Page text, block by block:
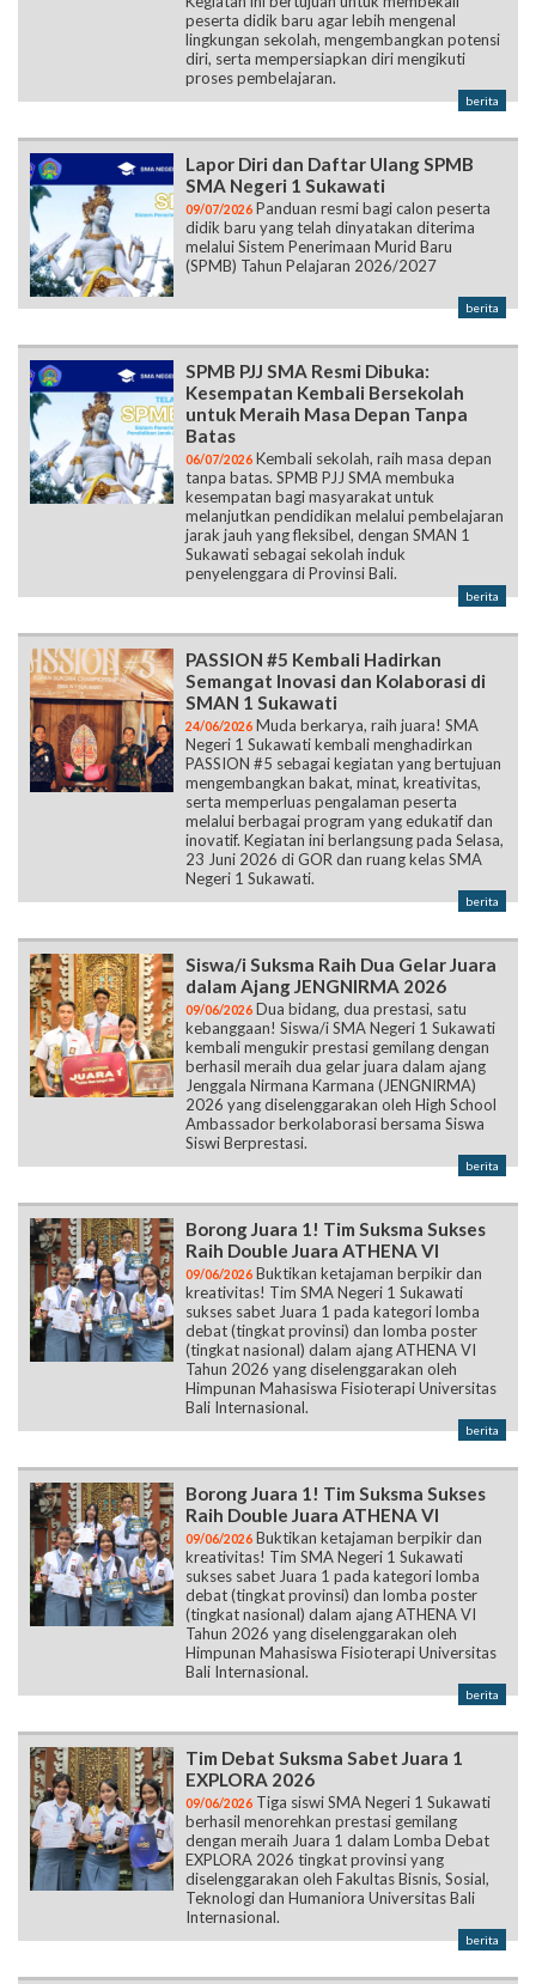
peserta didik baru agar lebih mengenal
lingkungan sekolah, mengembangkan potensi
diri, serta mempersiapkan diri mengikuti
proses pembelajaran.
berita
Lapor Diri dan Daftar Ulang SPMB
SMA Negeri 1 Sukawati
09/07/2026 Panduan resmi bagi calon peserta
didik baru yang telah dinyatakan diterima
melalui Sistem Penerimaan Murid Baru
(SPMB) Tahun Pelajaran 2026/2027
berita
SPMB PJJ SMA Resmi Dibuka:
Kesempatan Kembali Bersekolah
untuk Meraih Masa Depan Tanpa
Batas
06/07/2026 Kembali sekolah, raih masa depan
tanpa batas. SPMB PJJ SMA membuka
kesempatan bagi masyarakat untuk
melanjutkan pendidikan melalui pembelajaran
jarak jauh yang fleksibel, dengan SMAN 1
Sukawati sebagai sekolah induk
penyelenggara di Provinsi Bali.
berita
PASSION #5 Kembali Hadirkan
Semangat Inovasi dan Kolaborasi di
SMAN 1 Sukawati
24/06/2026 Muda berkarya, raih juara! SMA
Negeri 1 Sukawati kembali menghadirkan
PASSION #5 sebagai kegiatan yang bertujuan
mengembangkan bakat, minat, kreativitas,
serta memperluas pengalaman peserta
melalui berbagai program yang edukatif dan
inovatif. Kegiatan ini berlangsung pada Selasa,
23 Juni 2026 di GOR dan ruang kelas SMA
Negeri 1 Sukawati.
berita
Siswa/i Suksma Raih Dua Gelar Juara
dalam Ajang JENGNIRMA 2026
09/06/2026 Dua bidang, dua prestasi, satu
kebanggaan! Siswa/i SMA Negeri 1 Sukawati
kembali mengukir prestasi gemilang dengan
berhasil meraih dua gelar juara dalam ajang
Jenggala Nirmana Karmana (JENGNIRMA)
2026 yang diselenggarakan oleh High School
Ambassador berkolaborasi bersama Siswa
Siswi Berprestasi.
berita
Borong Juara 1! Tim Suksma Sukses
Raih Double Juara ATHENA VI
09/06/2026 Buktikan ketajaman berpikir dan
kreativitas! Tim SMA Negeri 1 Sukawati
sukses sabet Juara 1 pada kategori lomba
debat (tingkat provinsi) dan lomba poster
(tingkat nasional) dalam ajang ATHENA VI
Tahun 2026 yang diselenggarakan oleh
Himpunan Mahasiswa Fisioterapi Universitas
Bali Internasional.
berita
Borong Juara 1! Tim Suksma Sukses
Raih Double Juara ATHENA VI
09/06/2026 Buktikan ketajaman berpikir dan
kreativitas! Tim SMA Negeri 1 Sukawati
sukses sabet Juara 1 pada kategori lomba
debat (tingkat provinsi) dan lomba poster
(tingkat nasional) dalam ajang ATHENA VI
Tahun 2026 yang diselenggarakan oleh
Himpunan Mahasiswa Fisioterapi Universitas
Bali Internasional.
berita
Tim Debat Suksma Sabet Juara 1
EXPLORA 2026
09/06/2026 Tiga siswi SMA Negeri 1 Sukawati
berhasil menorehkan prestasi gemilang
dengan meraih Juara 1 dalam Lomba Debat
EXPLORA 2026 tingkat provinsi yang
diselenggarakan oleh Fakultas Bisnis, Sosial,
Teknologi dan Humaniora Universitas Bali
Internasional.
berita